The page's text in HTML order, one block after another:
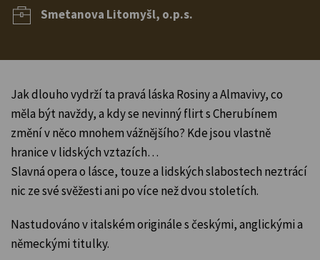
Smetanova Litomyšl, o.p.s.
Jak dlouho vydrží ta pravá láska Rosiny a Almavivy, co
měla být navždy, a kdy se nevinný flirt s Cherubínem
změní v něco mnohem vážnějšího? Kde jsou vlastně
hranice v lidských vztazích…
Slavná opera o lásce, touze a lidských slabostech neztrácí
nic ze své svěžesti ani po více než dvou stoletích.
Nastudováno v italském originále s českými, anglickými a
německými titulky.